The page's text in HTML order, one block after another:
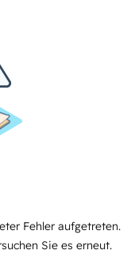
Fehler aufgetreten.
Sie es erneut.